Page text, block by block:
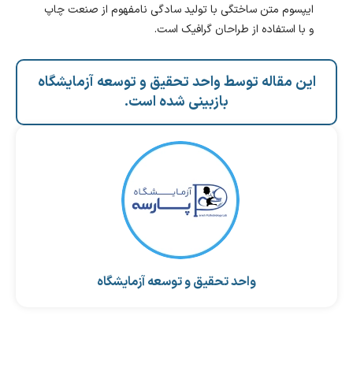
ایپسوم متن ساختگی با تولید سادگی نامفهوم از صنعت چاپ
و با استفاده از طراحان گرافیک است.
این مقاله توسط واحد تحقیق و توسعه آزمایشگاه
بازبینی شده است.
واحد تحقیق و توسعه آزمایشگاه